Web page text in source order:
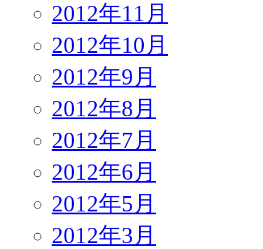
2012年11月
2012年10月
2012年9月
2012年8月
2012年7月
2012年6月
2012年5月
2012年3月